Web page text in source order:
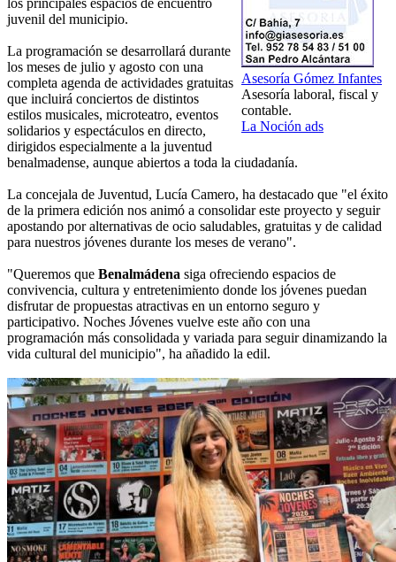
Asesoría Gómez Infantes
Asesoría laboral, fiscal y
contable.
La Noción ads
los principales espacios de encuentro
juvenil del municipio.
La programación se desarrollará durante
los meses de julio y agosto con una
completa agenda de actividades gratuitas
que incluirá conciertos de distintos
estilos musicales, microteatro, eventos
solidarios y espectáculos en directo,
dirigidos especialmente a la juventud
benalmadense, aunque abiertos a toda la ciudadanía.
La concejala de Juventud, Lucía Camero, ha destacado que "el éxito
de la primera edición nos animó a consolidar este proyecto y seguir
apostando por alternativas de ocio saludables, gratuitas y de calidad
para nuestros jóvenes durante los meses de verano".
"Queremos que Benalmádena siga ofreciendo espacios de
convivencia, cultura y entretenimiento donde los jóvenes puedan
disfrutar de propuestas atractivas en un entorno seguro y
participativo. Noches Jóvenes vuelve este año con una
programación más consolidada y variada para seguir dinamizando la
vida cultural del municipio", ha añadido la edil.